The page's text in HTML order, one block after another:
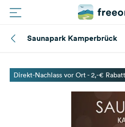
Routen
Plätze
Saunapark Kamperbrück
Direkt-Nachlass vor Ort - 2,-€ Rabatt